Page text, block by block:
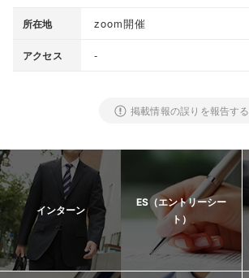
所在地 zoom開催
アクセス -
掲載情報の誤りを報告する
インターン
ES（エントリーシー
ト）